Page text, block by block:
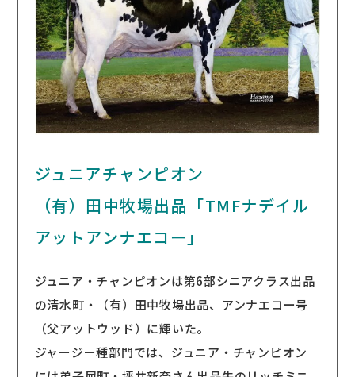
ジュニアチャンピオン
（有）田中牧場出品「TMFナデイル
アットアンナエコー」
ジュニア・チャンピオンは第6部シニアクラス出品
の清水町・（有）田中牧場出品、アンナエコー号
（父アットウッド）に輝いた。
ジャージー種部門では、ジュニア・チャンピオン